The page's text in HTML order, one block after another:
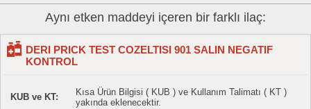
Aynı etken maddeyi içeren bir farklı ilaç:
DERI PRICK TEST COZELTISI 901 SALIN NEGATIF
KONTROL
KUB ve KT:
Kısa Ürün Bilgisi ( KUB ) ve Kullanım Talimatı ( KT )
yakında eklenecektir.